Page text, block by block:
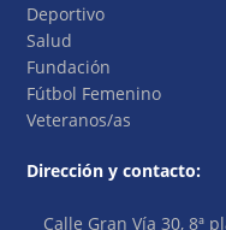
Deportivo
Salud
Fundación
Fútbol Femenino
Veteranos/as
Dirección y contacto:
Calle Gran Vía 30, 8ª